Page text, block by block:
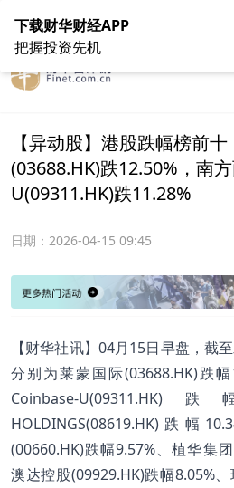
在线客服 关于我们
【异动股】港股跌幅榜前
(03688.HK)跌12.50%，南
U(09311.HK)跌11.28%
日期： 2026-04-15 09:45
【财华社讯】04月15日早盘，截
分别为莱蒙国际(03688.HK)跌
Coinbase-U(09311.HK)
HOLDINGS(08619.HK)跌幅
(00660.HK)跌幅9.57%、植华集团
澳达控股(09929.HK)跌幅8.05%
下载财华财经APP
把握投资先机